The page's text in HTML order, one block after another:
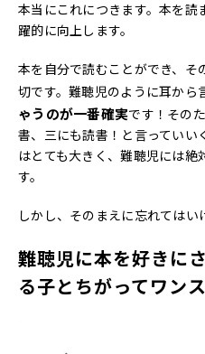
本当にこれにつきます。本を読
躍的に向上します。
本を自分で読むことができ、
切です。難聴児のように耳から
ゃうのが一番確実です！その
書、三にも読書！と言ってい
はとても大きく、難聴児には
す。
しかし、そのまえに忘れてはい
難聴児に本を好きに
る子とちがってワン